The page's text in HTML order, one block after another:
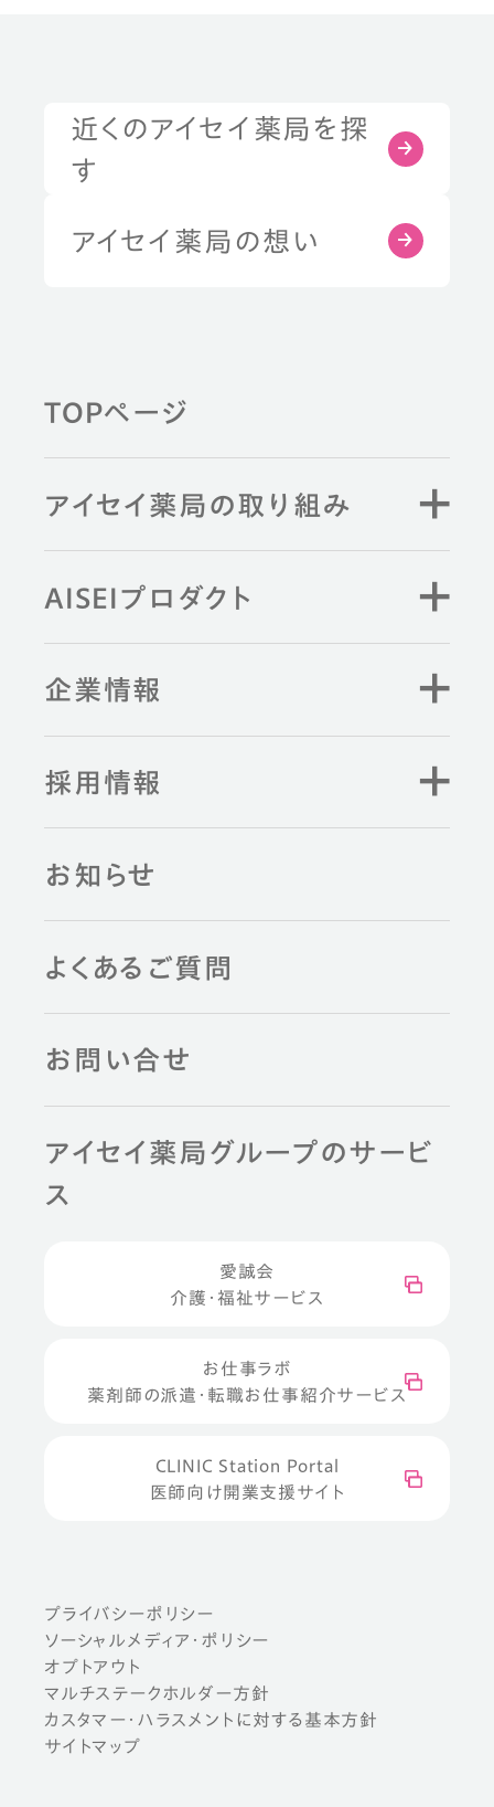
近くのアイセイ薬局を探
す
アイセイ薬局の想い
TOPページ
アイセイ薬局の取り組み
AISEIプロダクト
企業情報
採用情報
お知らせ
よくあるご質問
お問い合せ
アイセイ薬局グループのサービ
ス
愛誠会
介護・福祉サービス
お仕事ラボ
薬剤師の派遣・転職お仕事紹介サービス
CLINIC Station Portal
医師向け開業支援サイト
プライバシーポリシー
ソーシャルメディア・ポリシー
オプトアウト
マルチステークホルダー方針
カスタマー・ハラスメントに対する基本方針
サイトマップ